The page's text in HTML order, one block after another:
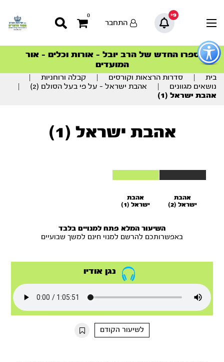
כפתור
לפתיחת
תפריט
9+
0
התחבר
סדרות הפודקאסטים
הסדרה המובילה החודש – דרך המלך
ספרו החדש של הרב יובל – אורות וכלים – אור
המועדים
הצטרפו למהפכת הבריאות הטבעית >
סדרות הפודקאסטים
הסדרה המובילה החודש – דרך המלך
תוכן
מרכזי
בית סדרות הרצאות וקורסים קבלה ורוחניות
נושאים מגוונים
אהבת ישראל – על פי בעל הסולם (2)
אהבת ישראל (1)
אהבת ישראל (1)
אהבת
ישראל (2)
אהבת
ישראל (1)
השיעור המלא פתח למנויים בלבד
באפשרותכם להרשם למנוי חינם למשך שבועיים
נגן אודיו
לשיעור הקודם